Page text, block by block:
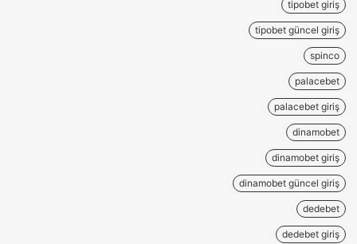
tipobet giriş
tipobet güncel giriş
spinco
palacebet
palacebet giriş
dinamobet
dinamobet giriş
dinamobet güncel giriş
dedebet
dedebet giriş